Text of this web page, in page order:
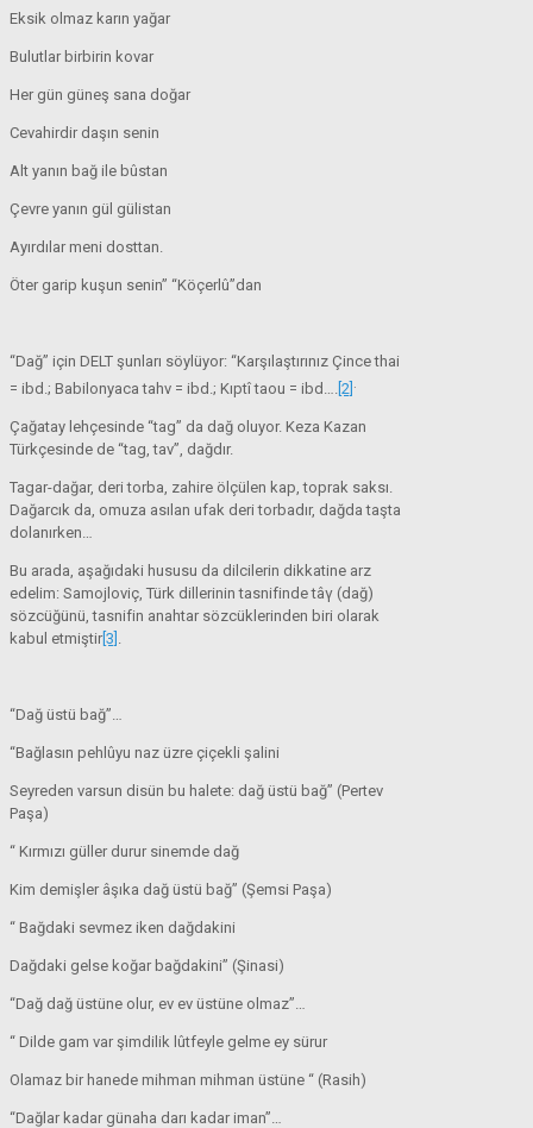
Eksik olmaz karın yağar
Bulutlar birbirin kovar
Her gün güneş sana doğar
Cevahirdir daşın senin
Alt yanın bağ ile bûstan
Çevre yanın gül gülistan
Ayırdılar meni dosttan.
Öter garip kuşun senin” “Köçerlû”dan
“Dağ” için DELT şunları söylüyor: “Karşılaştırınız Çince thai
= ibd.; Babilonyaca tahv = ibd.; Kıptî taou = ibd…. [2] .
Çağatay lehçesinde “tag” da dağ oluyor. Keza Kazan
Türkçesinde de “tag, tav”, dağdır.
Tagar-dağar, deri torba, zahire ölçülen kap, toprak saksı.
Dağarcık da, omuza asılan ufak deri torbadır, dağda taşta
dolanırken…
Bu arada, aşağıdaki hususu da dilcilerin dikkatine arz
edelim: Samojloviç, Türk dillerinin tasnifinde tâγ (dağ)
sözcüğünü, tasnifin anahtar sözcüklerinden biri olarak
kabul etmiştir [3] .
“Dağ üstü bağ”…
“Bağlasın pehlûyu naz üzre çiçekli şalini
Seyreden varsun disün bu halete: dağ üstü bağ” (Pertev
Paşa)
“ Kırmızı güller durur sinemde dağ
Kim demişler âşıka dağ üstü bağ” (Şemsi Paşa)
“ Bağdaki sevmez iken dağdakini
Dağdaki gelse koğar bağdakini” (Şinasi)
“Dağ dağ üstüne olur, ev ev üstüne olmaz”…
“ Dilde gam var şimdilik lûtfeyle gelme ey sürur
Olamaz bir hanede mihman mihman üstüne “ (Rasih)
“Dağlar kadar günaha darı kadar iman”…